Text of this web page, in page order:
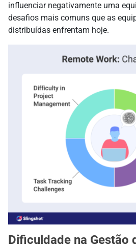
influenciar negativamente uma
desafios mais comuns que as
distribuídas enfrentam hoje.
Dificuldade na Gestão